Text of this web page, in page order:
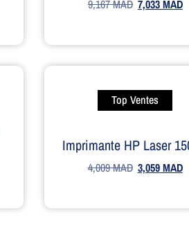
9,167MAD 7,033MAD
Top Ventes
Imprimante HP Laser
4,009MAD 3,059MAD